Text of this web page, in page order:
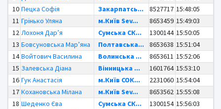
10 Пецка Софія Закарпатсь... 8527717 15:48:05
11 Грінько Уляна м.Київ Sev... 8653459 15:49:03
12 Лохоня Дар’я Сумська СК... 1300144 15:50:05
13 Бовсуновська Мар’яна Полтавська... 8653638 15:51:04
14 Войтович Василина Волинська ... 8653611 15:52:06
15 Залевська Діана Вінницька ... 1601764 15:53:10
16 Гук Анастасія м.Київ СОК... 2231060 15:54:04
17 Кохановська Мілана м.Київ Sev... 8653562 15:55:08
18 Шеденко Єва Сумська СК... 1300154 15:56:03